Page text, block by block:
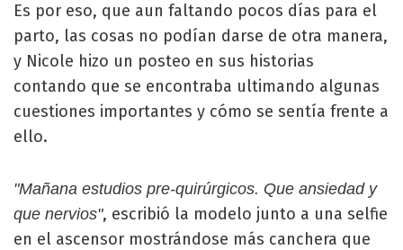
Es por eso, que aun faltando pocos días para el
parto, las cosas no podían darse de otra manera,
y Nicole hizo un posteo en sus historias
contando que se encontraba ultimando algunas
cuestiones importantes y cómo se sentía frente a
ello.
"Mañana estudios pre-quirúrgicos. Que ansiedad y
que nervios", escribió la modelo junto a una selfie
en el ascensor mostrándose más canchera que